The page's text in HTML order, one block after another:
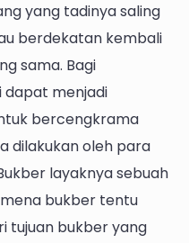
yang tadinya saling
berdekatan kembali
sama. Bagi
dapat menjadi
bercengkrama
dilakukan oleh para
layaknya sebuah
bukber tentu
tujuan bukber yang